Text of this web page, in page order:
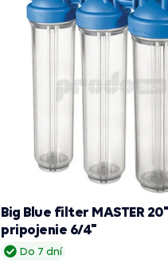
Do 7 dní
Big Blue filter MASTER
pripojenie 6/4"